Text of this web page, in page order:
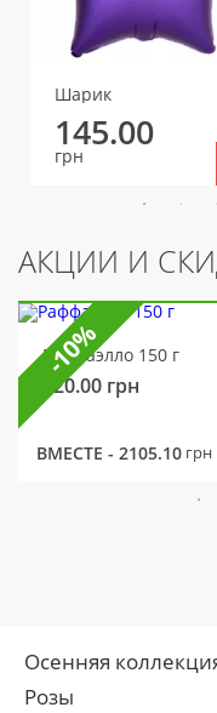
Шарик
145.00
грн
АКЦИИ И
Раффаэлло 150 г
320.00 грн
ВМЕСТЕ - 2105.10 грн
-10%
Осенняя
Розы